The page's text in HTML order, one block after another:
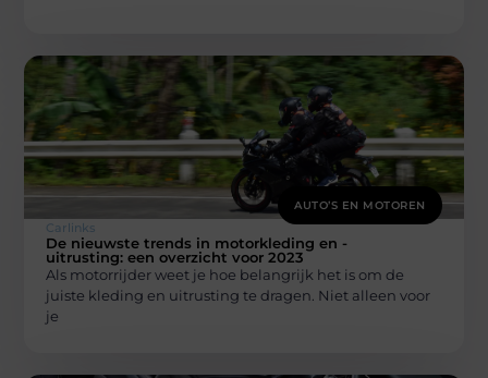
AUTO’S EN MOTOREN
Carlinks
De nieuwste trends in motorkleding en -
uitrusting: een overzicht voor 2023
Als motorrijder weet je hoe belangrijk het is om de
juiste kleding en uitrusting te dragen. Niet alleen voor
je